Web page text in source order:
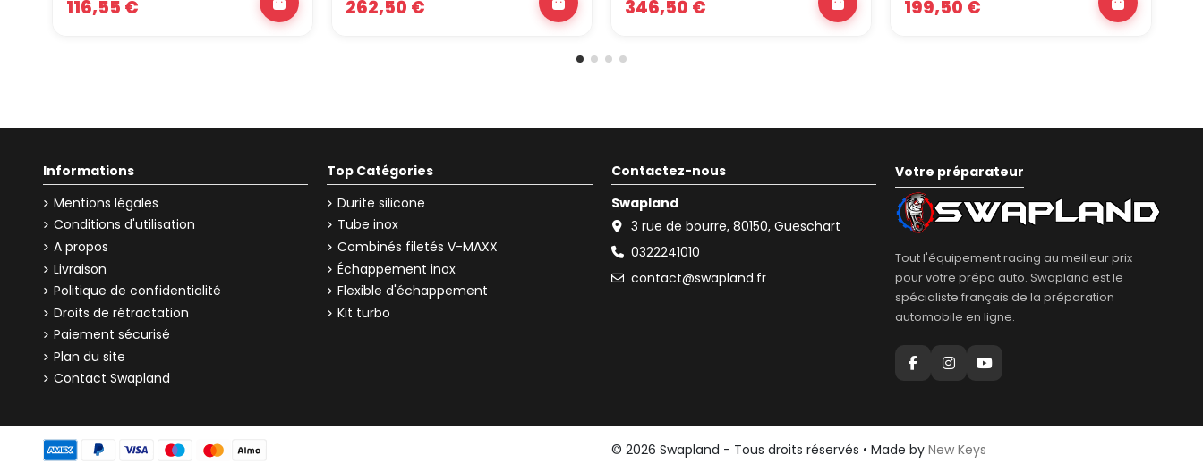
116,55 € 262,50 € 346,50 € 199,50 €
Informations
Mentions légales
Conditions d'utilisation
A propos
Livraison
Politique de confidentialité
Droits de rétractation
Paiement sécurisé
Plan du site
Contact Swapland
Top Catégories
Durite silicone
Tube inox
Combinés filetés V-MAXX
Échappement inox
Flexible d'échappement
Kit turbo
Contactez-nous
Swapland
3 rue de bourre, 80150, Gueschart
0322241010
contact@swapland.fr
Votre préparateur
Tout l'équipement racing au meilleur prix
pour votre prépa auto. Swapland est le
spécialiste français de la préparation
automobile en ligne.
© 2026 Swapland - Tous droits réservés • Made by New Keys